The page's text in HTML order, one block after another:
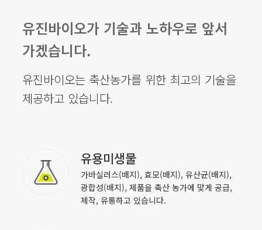
유진바이오가 기술과 노하우로 앞서
가겠습니다.
유진바이오는 축산농가를 위한 최고의 기술을
제공하고 있습니다.
유용미생물
가바실러스(배지), 효모(배지), 유산균(배지),
광합성(배지), 제품을 축산 농가에 맞게 공급,
제작, 유통하고 있습니다.